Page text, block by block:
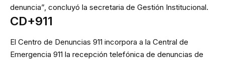
denuncia”, concluyó la secretaria de Gestión Institucional.
CD+911
El Centro de Denuncias 911 incorpora a la Central de
Emergencia 911 la recepción telefónica de denuncias de